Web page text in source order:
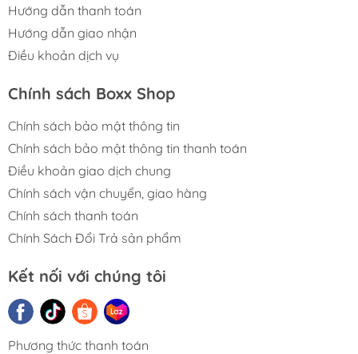
Nếu bạn yêu thích Pokémon Gen 1 thì đây là box không
nên bỏ lỡ.
151 Alakazam ex Collection
🧠 Bộ tiến hóa Psychic
huyền thoại
Sản phẩm sở hữu trọn line tiến hóa:
Abra
Alakazam
Một trong những line tiến hóa biểu tượng nhất của
Pokémon đời đầu.
Hướng dẫn thanh toán
Hướng dẫn giao nhận
Điều khoản dịch vụ
Chính sách Boxx Shop
Chính sách bảo mật thông tin
Chính sách bảo mật thông tin thanh toán
Điều khoản giao dịch chung
Chính sách vận chuyển, giao hàng
Chính sách thanh toán
Chính Sách Đổi Trả sản phẩm
Kết nối với chúng tôi
Phương thức thanh toán